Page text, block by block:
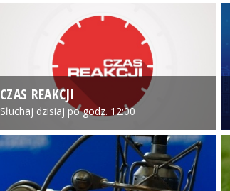
CZAS REAKCJI
Słuchaj dzisiaj po godz. 12:00